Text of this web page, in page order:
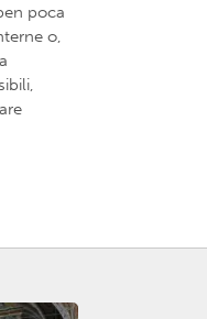
poca
o,